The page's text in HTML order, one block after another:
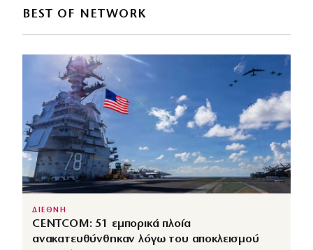
BEST OF NETWORK
ΔΙΕΘΝΗ
CENTCOM: 51 εμπορικά πλοία
ανακατευθύνθηκαν λόγω του αποκλεισμού